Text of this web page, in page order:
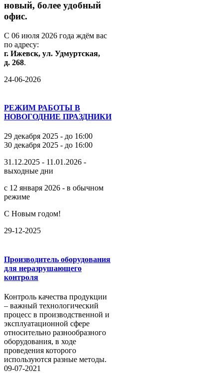
новый, более удобный
офис.
С 06 июля 2026 года ждём вас
по адресу:
г. Ижевск, ул. Удмуртская,
д. 268.
24-06-2026
РЕЖИМ РАБОТЫ В
НОВОГОДНИЕ ПРАЗДНИКИ
29 декабря 2025 - до 16:00
30 декабря 2025 - до 16:00
31.12.2025 - 11.01.2026 -
выходные дни
с 12 января 2026 - в обычном
режиме
С Новым годом!
29-12-2025
Производитель оборудования
для неразрушающего
контроля
Контроль качества продукции
– важный технологический
процесс в производственной и
эксплуатационной сфере
относительно разнообразного
оборудования, в ходе
проведения которого
используются разные методы.
09-07-2021